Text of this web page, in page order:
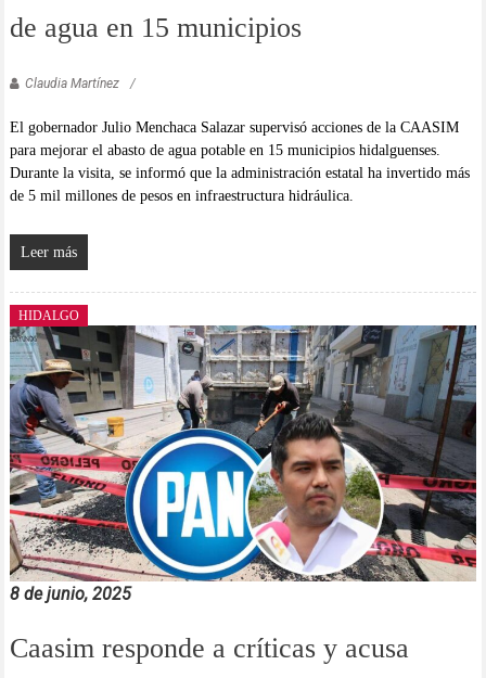
de agua en 15 municipios
Claudia Martínez
El gobernador Julio Menchaca Salazar supervisó acciones de la CAASIM
para mejorar el abasto de agua potable en 15 municipios hidalguenses.
Durante la visita, se informó que la administración estatal ha invertido más
de 5 mil millones de pesos en infraestructura hidráulica.
Leer más
HIDALGO
8 de junio, 2025
Caasim responde a críticas y acusa